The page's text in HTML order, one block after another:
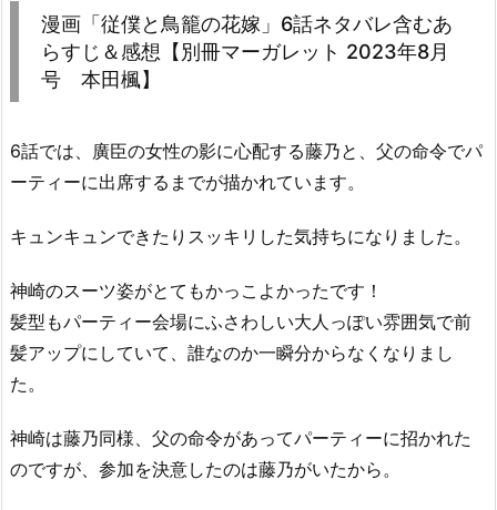
漫画「従僕と鳥籠の花嫁」6話ネタバレ含むあ
らすじ＆感想【別冊マーガレット 2023年8月
号 本田楓】
6話では、廣臣の女性の影に心配する藤乃と、父の命令でパ
ーティーに出席するまでが描かれています。
キュンキュンできたりスッキリした気持ちになりました。
神崎のスーツ姿がとてもかっこよかったです！
髪型もパーティー会場にふさわしい大人っぽい雰囲気で前
髪アップにしていて、誰なのか一瞬分からなくなりまし
た。
神崎は藤乃同様、父の命令があってパーティーに招かれた
のですが、参加を決意したのは藤乃がいたから。